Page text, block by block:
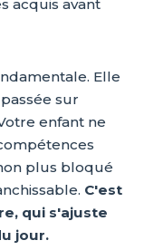
acquis avant
Elle
sur
enfant ne
plus bloqué
C'est
qui s'ajuste
jour.